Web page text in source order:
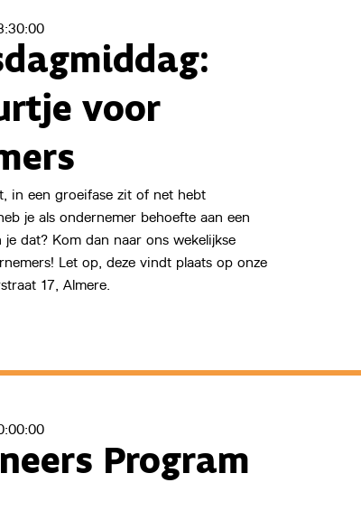
Start Now
voor
in een groeifase zit of net hebt
je als ondernemer behoefte aan een
dat? Kom dan naar ons wekelijkse
Let op, deze vindt plaats op onze
17, Almere.
Program